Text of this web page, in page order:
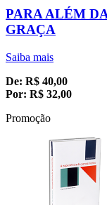
PARA ALÉM
GRAÇA
Saiba mais
De: R$ 40,00
Por: R$ 32,00
Promoção